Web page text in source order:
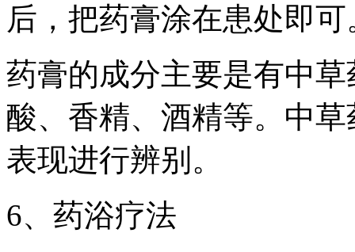
后，把药膏涂在患处即可
药膏的成分主要是有中
酸、香精、酒精等。中
表现进行辨别。
6、药浴疗法